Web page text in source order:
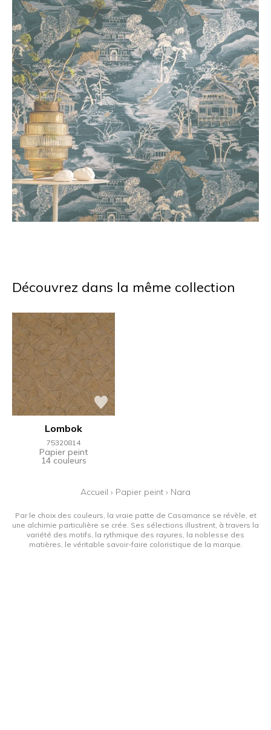
Découvrez dans la même collection
Lombok
75320814
Papier peint
14 couleurs
Accueil › Papier peint › Nara
Par le choix des couleurs, la vraie patte de Casamance se révèle, et
une alchimie particulière se crée. Ses sélections illustrent, à travers la
variété des motifs, la rythmique des rayures, la noblesse des
matières, le véritable savoir-faire coloristique de la marque.